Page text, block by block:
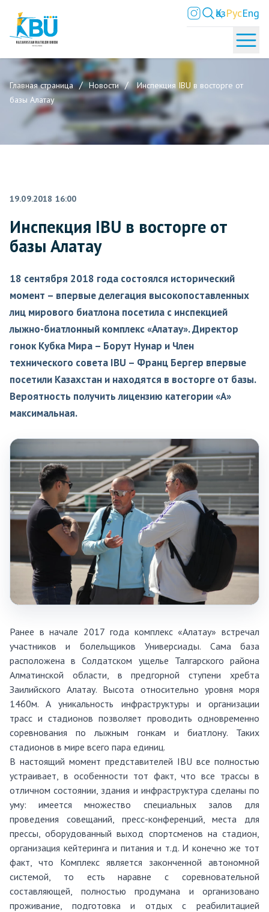
ҚазРусEng
Главная страница Новости
Инспекция IBU в восторге от
базы Алатау
19.09.2018 16:00
Инспекция IBU в восторге от
базы Алатау
18 сентября 2018 года состоялся исторический
момент – впервые делегация высокопоставленных
лиц мирового биатлона посетила с инспекцией
лыжно-биатлонный комплекс «Алатау». Директор
гонок Кубка Мира – Борут Нунар и Член
технического совета IBU – Франц Бергер впервые
посетили Казахстан и находятся в восторге от базы.
Вероятность получить лицензию категории «А»
максимальная.
Ранее в начале 2017 года комплекс «Алатау» встречал
участников и болельщиков Универсиады. Сама база
расположена в Солдатском ущелье Талгарского района
Алматинской области, в предгорной ступени хребта
Заилийского Алатау. Высота относительно уровня моря
1460м. А уникальность инфраструктуры и организации
трасс и стадионов позволяет проводить одновременно
соревнования по лыжным гонкам и биатлону. Таких
стадионов в мире всего пара единиц.
В настоящий момент представителей IBU все полностью
устраивает, в особенности тот факт, что все трассы в
отличном состоянии, здания и инфраструктура сделаны по
уму: имеется множество специальных залов для
проведения совещаний, пресс-конференций, места для
прессы, оборудованный выход спортсменов на стадион,
организация кейтеринга и питания и т.д. И конечно же тот
факт, что Комплекс является законченной автономной
системой, то есть наравне с соревновательной
составляющей, полностью продумана и организовано
проживание, подготовка и отдых с реабилитацией